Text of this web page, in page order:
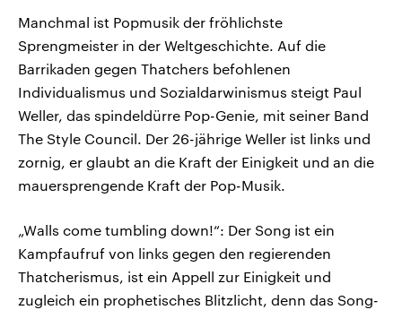
Manchmal ist Popmusik der fröhlichste
Sprengmeister in der Weltgeschichte. Auf die
Barrikaden gegen Thatchers befohlenen
Individualismus und Sozialdarwinismus steigt Paul
Weller, das spindeldürre Pop-Genie, mit seiner Band
The Style Council. Der 26-jährige Weller ist links und
zornig, er glaubt an die Kraft der Einigkeit und an die
mauersprengende Kraft der Pop-Musik.
„Walls come tumbling down!“: Der Song ist ein
Kampfaufruf von links gegen den regierenden
Thatcherismus, ist ein Appell zur Einigkeit und
zugleich ein prophetisches Blitzlicht, denn das Song-